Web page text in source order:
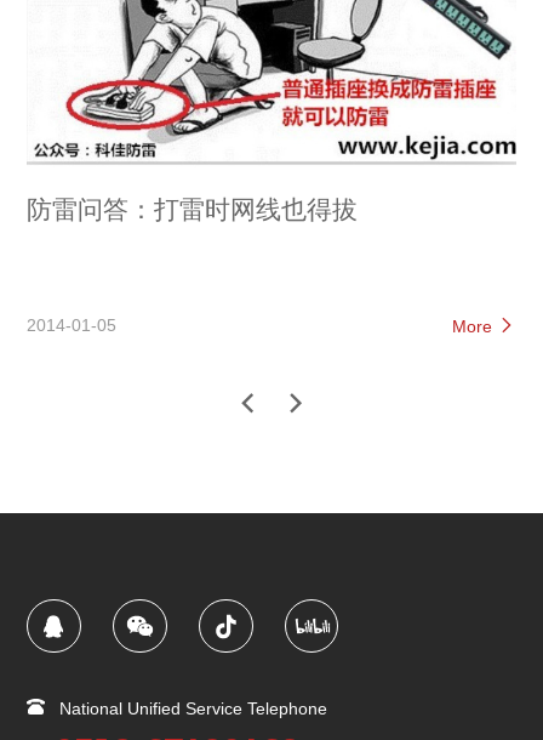
防雷问答：打雷时网线也得拔
2014-01-05 More
National Unified Service Telephone